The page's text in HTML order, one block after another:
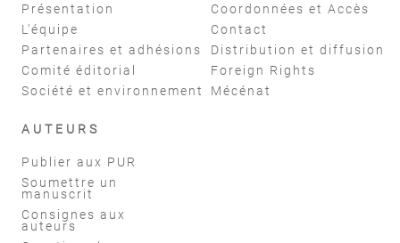
Présentation
L'équipe
Partenaires et adhésions
Comité éditorial
Société et environnement
Coordonnées et Accès
Contact
Distribution et diffusion
Foreign Rights
Mécénat
AUTEURS
Publier aux PUR
Soumettre un
manuscrit
Consignes aux
auteurs